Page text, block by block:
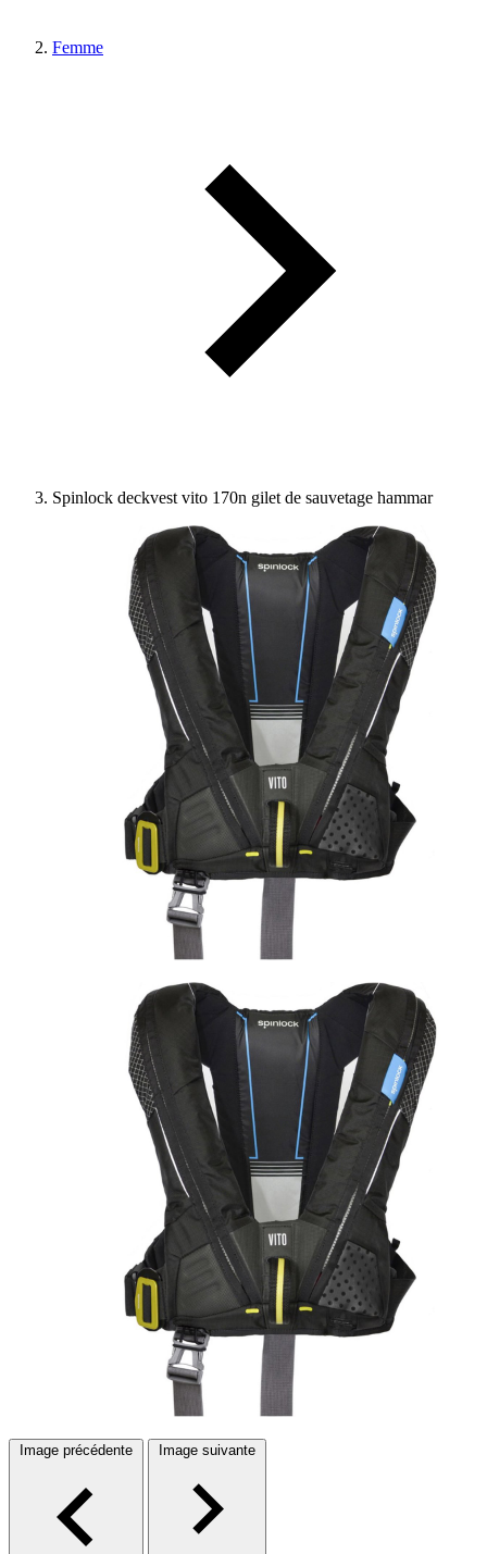
Femme
Spinlock deckvest vito 170n gilet de sauvetage hammar
Image précédente Image suivante